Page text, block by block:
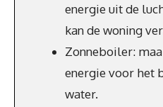
energie uit de
kan de woning
Zonneboiler:
energie voor het
water.